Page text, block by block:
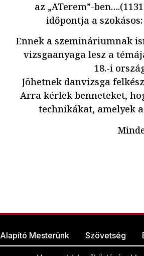
az „ATerem”-
időpontja a
Ennek a szemináriumnak
vizsgaanyaga lesz a
18.-i
Jöhetnek danvizsga
Arra kérlek benneteket,
technikákat, amelyek
Alapító Mesterünk Szövetség